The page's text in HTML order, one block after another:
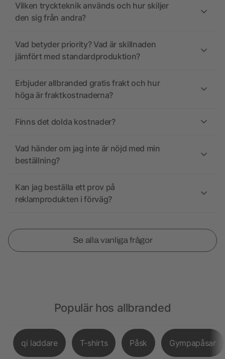
Vilken tryckteknik används och hur skiljer
den sig från andra?
Vad betyder priority? Vad är skillnaden
jämfört med standardproduktion?
Erbjuder allbranded gratis frakt och hur
höga är fraktkostnaderna?
Finns det dolda kostnader?
Vad händer om jag inte är nöjd med min
beställning?
Kan jag beställa ett prov på
reklamprodukten i förväg?
Se alla vanliga frågor
Populär hos allbranded
qi laddare T-shirts Påsk Gympapåsar